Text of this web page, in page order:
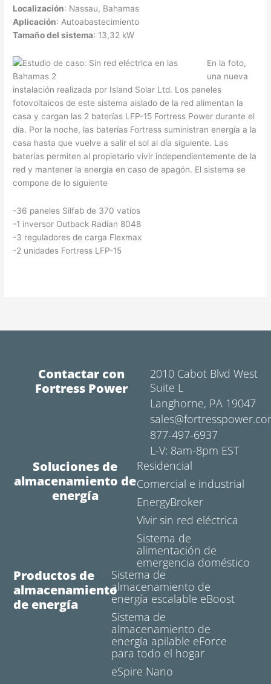
Localización: Nassau, Bahamas
Aplicación: Autoabastecimiento
Tamaño del sistema: 13,32 kW
En la foto,
una nueva
instalación realizada por Island Solar Ltd. Los paneles
fotovoltaicos de este sistema aislado de la red alimentan la
casa y cargan las 2 baterías LFP-15 Fortress Power durante el
día. Por la noche, las baterías Fortress suministran energía a la
casa hasta que vuelve a salir el sol al día siguiente. Las
baterías permiten al propietario vivir independientemente de la
red y mantener la energía en caso de apagón. El sistema se
compone de lo siguiente
-36 paneles Silfab de 370 vatios
-1 inversor Outback Radian 8048
-3 reguladores de carga Flexmax
-2 unidades Fortress LFP-15
Contactar con
Fortress Power
2010 Cabot Blvd West
Suite L
Langhorne, PA 19047
877-497-6937
L-V: 8am-8pm EST
Soluciones de
almacenamiento de
energía
Residencial
Comercial e industrial
EnergyBroker
Vivir sin red eléctrica
Sistema de
alimentación de
emergencia doméstico
Productos de
almacenamiento
de energía
Sistema de
almacenamiento de
energía escalable eBoost
Sistema de
almacenamiento de
energía apilable eForce
para todo el hogar
eSpire Nano